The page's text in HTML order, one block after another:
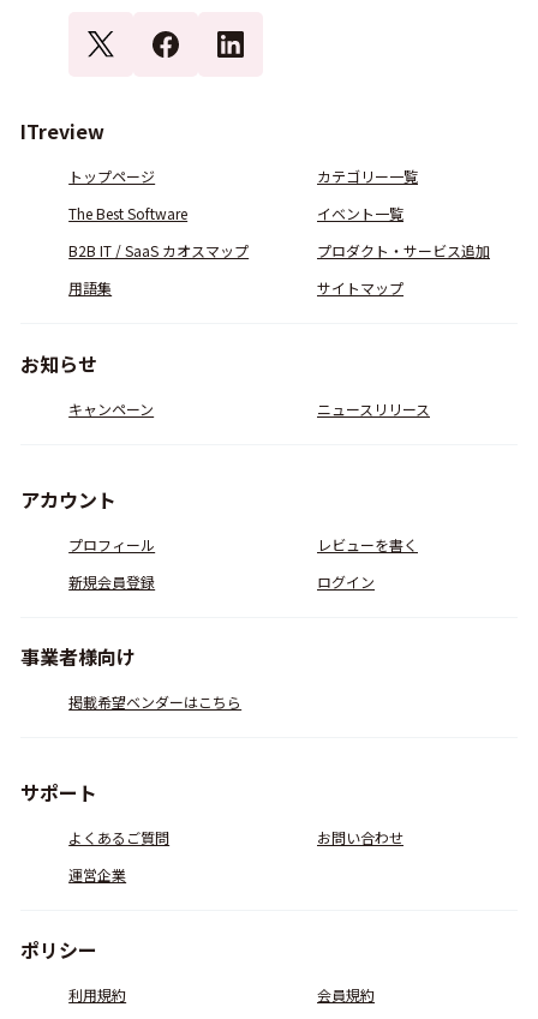
ITreview
トップページ
カテゴリー一覧
The Best Software
イベント一覧
B2B IT / SaaS カオスマップ
プロダクト・サービス追加
用語集
サイトマップ
お知らせ
キャンペーン ニュースリリース
アカウント
プロフィール
レビューを書く
新規会員登録
ログイン
事業者様向け
掲載希望ベンダーはこちら
サポート
よくあるご質問
お問い合わせ
運営企業
ポリシー
利用規約 会員規約